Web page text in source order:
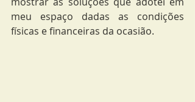
meu espaço dadas as condições
físicas e financeiras da ocasião.